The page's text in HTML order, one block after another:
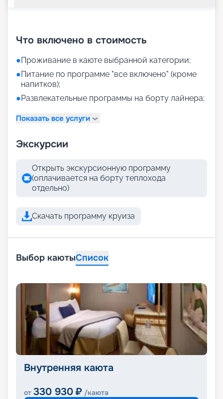
Что включено в стоимость
●Проживание в каюте выбранной категории;
●Питание по программе "все включено" (кроме
напитков);
●Развлекательные программы на борту лайнера;
Показать все услуги
Экскурсии
Открыть экскурсионную программу
(оплачивается на борту теплохода
отдельно)
Скачать программу круиза
Выбор каютыСписок
Внутренняя каюта
от 330 930 ₽ /каюта